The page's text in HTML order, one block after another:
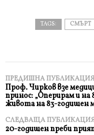
TAGS: СМЪРТ
ПРЕДИШНА
Проф. Чирков взе
принос: „Оперирам и на
живота на 83-годишен
СЛЕДВАЩА
20-годишен преби